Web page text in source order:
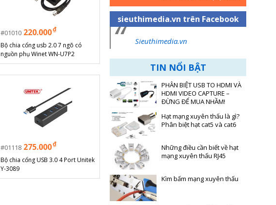
sieuthimedia.vn trên Facebook
Sieuthimedia.vn
TIN NỔI BẬT
PHÂN BIỆT USB TO HDMI VÀ
HDMI VIDEO CAPTURE –
ĐỪNG ĐỂ MUA NHẦM!
Hạt mạng xuyên thấu là gì?
Phân biệt hạt cat5 và cat6
Những điều cần biết về hạt
mạng xuyên thấu RJ45
Kìm bấm mạng xuyên thấu
01010 220.000₫
Bộ chia cổng usb 2.0 7 ngõ có
nguồn phụ Winet WN-U7P2
01118 275.000₫
Bộ chia cổng USB 3.0 4 Port Unitek
Y-3089